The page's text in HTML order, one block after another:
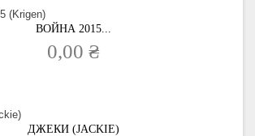
ВОЙНА 2015...
0,00 ₴
ДЖЕКИ (JACKIE)